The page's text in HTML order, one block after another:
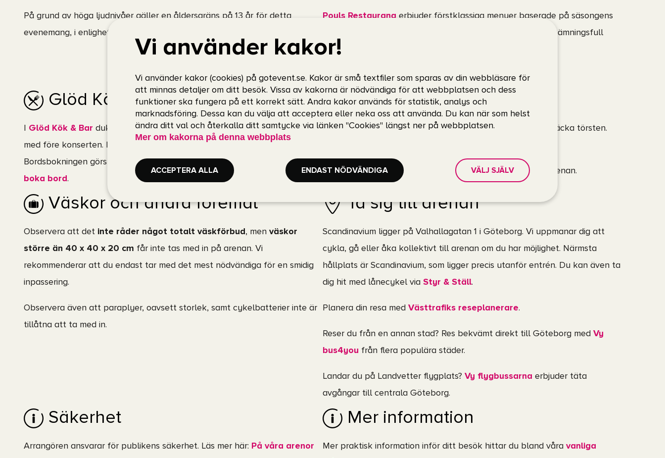
På grund av höga ljudnivåer gäller en åldersgräns på 13 år för detta
evenemang, i enlighet med
Pouls Restaurang erbjuder förstklassiga menyer baserade på säsongens
bästa råvaror. Här kan ni njuta av god mat och dryck i en stämningsfull
miljö före evenemanget.
Läs mer och boka bord
Glöd Kök & Bar
Glöd Kök & Bar dukar vi upp en välsmakande grillbuffé att ladda upp
med före konserten. Här kan du räkna med god mat och skön stämning!
Bordsbokningen görs enkelt i samband med ditt biljettköp eller via länken:
boka bord.
Övrig mat & dryck
På Scandinavium finns flera ställen att mätta magen och släcka törsten.
Notera att du inte får ta med egen mat eller dryck in på arenan.
Väskor och andra föremål
Observera att det inte råder något totalt väskförbud , men väskor
större än 40 x 40 x 20 cm får inte tas med in på arenan. Vi
rekommenderar att du endast tar med det mest nödvändiga för en smidig
inpassering.
Observera även att paraplyer, oavsett storlek, samt cykelbatterier inte är
tillåtna att ta med in.
Ta sig till arenan
Scandinavium ligger på Valhallagatan 1 i Göteborg. Vi uppmanar dig att
cykla, gå eller åka kollektivt till arenan om du har möjlighet. Närmsta
hållplats är Scandinavium, som ligger precis utanför entrén. Du kan även ta
dig hit med lånecykel via Styr & Ställ.
Planera din resa med Västtrafiks reseplanerare.
Reser du från en annan stad? Res bekvämt direkt till Göteborg med Vy
bus4you från flera populära städer.
Landar du på Landvetter flygplats? Vy flygbussarna erbjuder täta
avgångar till centrala Göteborg.
Säkerhet
Arrangören ansvarar för publikens säkerhet. Läs mer här: På våra arenor
Mer information
Mer praktisk information inför ditt besök hittar du bland våra vanliga
Vi använder kakor!
Vi använder kakor (cookies) på gotevent.se. Kakor är små textfiler som sparas av din webbläsare för
att minnas detaljer om ditt besök. Vissa av kakorna är nödvändiga för att webbplatsen och dess
funktioner ska fungera på ett korrekt sätt. Andra kakor används för statistik, analys och
marknadsföring. Dessa kan du välja att acceptera eller neka oss att använda. Du kan när som helst
ändra ditt val och återkalla ditt samtycke via länken "Cookies" längst ner på webbplatsen.
Mer om kakorna på denna webbplats
ACCEPTERA ALLA ENDAST NÖDVÄNDIGA VÄLJ SJÄLV